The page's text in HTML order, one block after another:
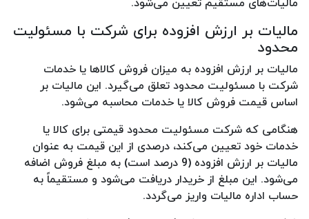
مالیات بر ارزش افزوده برای شرکت با مسئولیت
محدود
مالیات بر ارزش افزوده به میزان فروش کالاها یا خدمات
شرکت با مسئولیت محدود تعلق می‌گیرد. این مالیات بر
اساس قیمت فروش کالا یا خدمات محاسبه می‌شود.
هنگامی که شرکت مسئولیت محدود قیمتی برای کالا یا
خدمات خود تعیین می‌کند، درصدی از این قیمت به عنوان
مالیات بر ارزش افزوده (9 درصد است) به مبلغ فروش اضافه
می‌شود. این مبلغ از خریدار دریافت می‌شود و مستقیماً به
حساب اداره مالیات واریز می‌گردد.